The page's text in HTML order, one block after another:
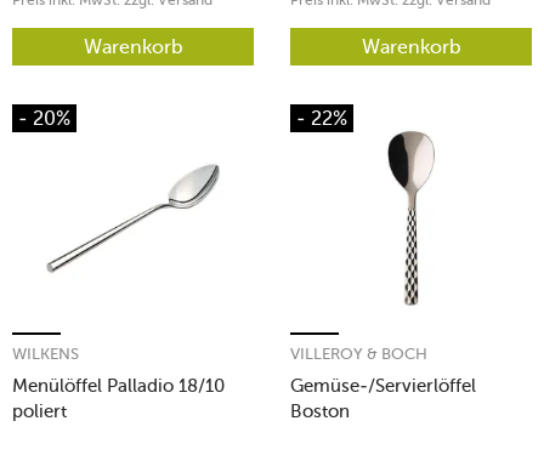
Warenkorb Warenkorb
- 20%
Menülöffel Palladio 18/10
poliert
WILKENS
- 22%
Gemüse-/Servierlöffel
Boston
VILLEROY & BOCH